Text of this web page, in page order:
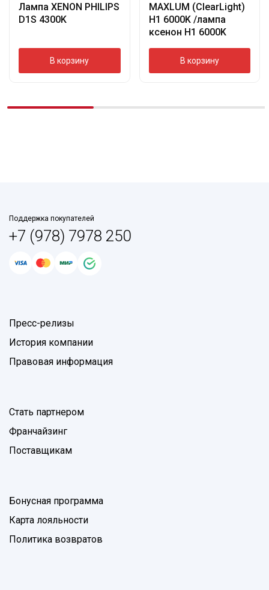
Лампа XENON PHILIPS
D1S 4300K
В корзину
MAXLUM (ClearLight)
H1 6000K /лампа
ксенон H1 6000K
В корзину
Поддержка покупателей
+7 (978) 7978 250
Пресс-релизы
История компании
Правовая информация
Стать партнером
Франчайзинг
Поставщикам
Бонусная программа
Карта лояльности
Политика возвратов